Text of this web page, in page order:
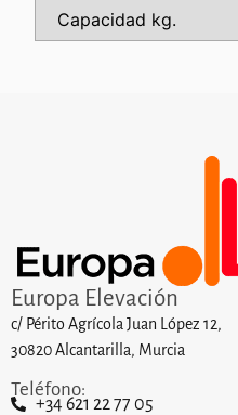
Europa Elevación
c/ Périto Agrícola Juan López 12,
30820 Alcantarilla, Murcia
Teléfono:
+34 621 22 77 05